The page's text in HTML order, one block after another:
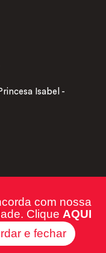
com nossa
Clique AQUI
e fechar
Isabel -
| Desenvolvido